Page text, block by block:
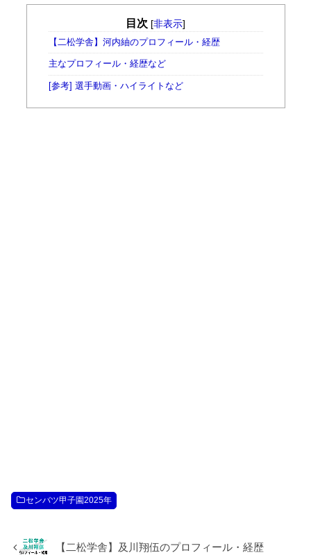
目次 [非表示]
【二松学舎】河内紬のプロフィール・経歴
主なプロフィール・経歴など
[参考] 選手動画・ハイライトなど
センバツ甲子園2025年
【二松学舎】及川翔伍のプロフィール・経歴